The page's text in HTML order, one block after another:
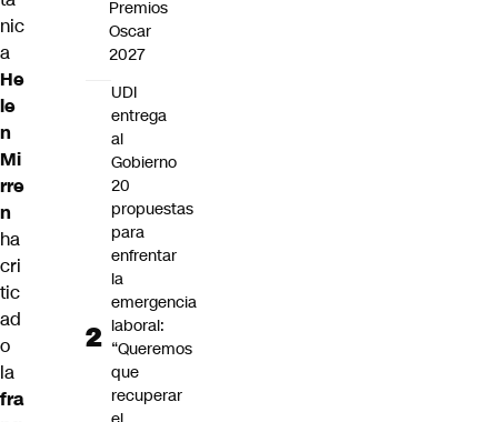
nic
a
He
le
n
Mi
rre
n
ha
cri
tic
ad
o
la
fra
Premios
Oscar
2027
UDI
entrega
al
Gobierno
20
propuestas
para
enfrentar
la
emergencia
laboral:
“Queremos
que
recuperar